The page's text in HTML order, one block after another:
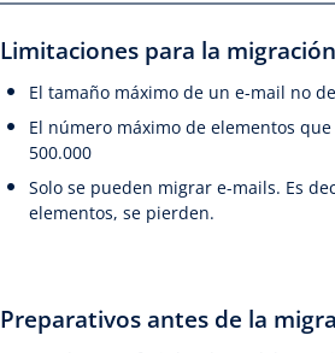
Limitaciones para la migración
El tamaño máximo de un e-mail no
El número máximo de elementos
500.000
Solo se pueden migrar e-mails. Es
elementos, se pierden.
Preparativos antes de la